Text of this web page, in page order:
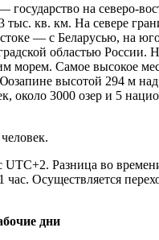
государство на северо-
кв. км. На севере
— с Беларусью, на
областью России.
морем. Самое высокое
высотой 294 м
около 3000 озер и 5
UTC+2. Разница во
Осуществляется
дни